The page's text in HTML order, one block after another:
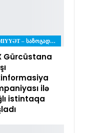
CƏMIYYƏT – ᲡᲐᲖᲝᲒᲐᲓᲝᲔᲑᲐ
Gürcüstana
ilə
istintaqa